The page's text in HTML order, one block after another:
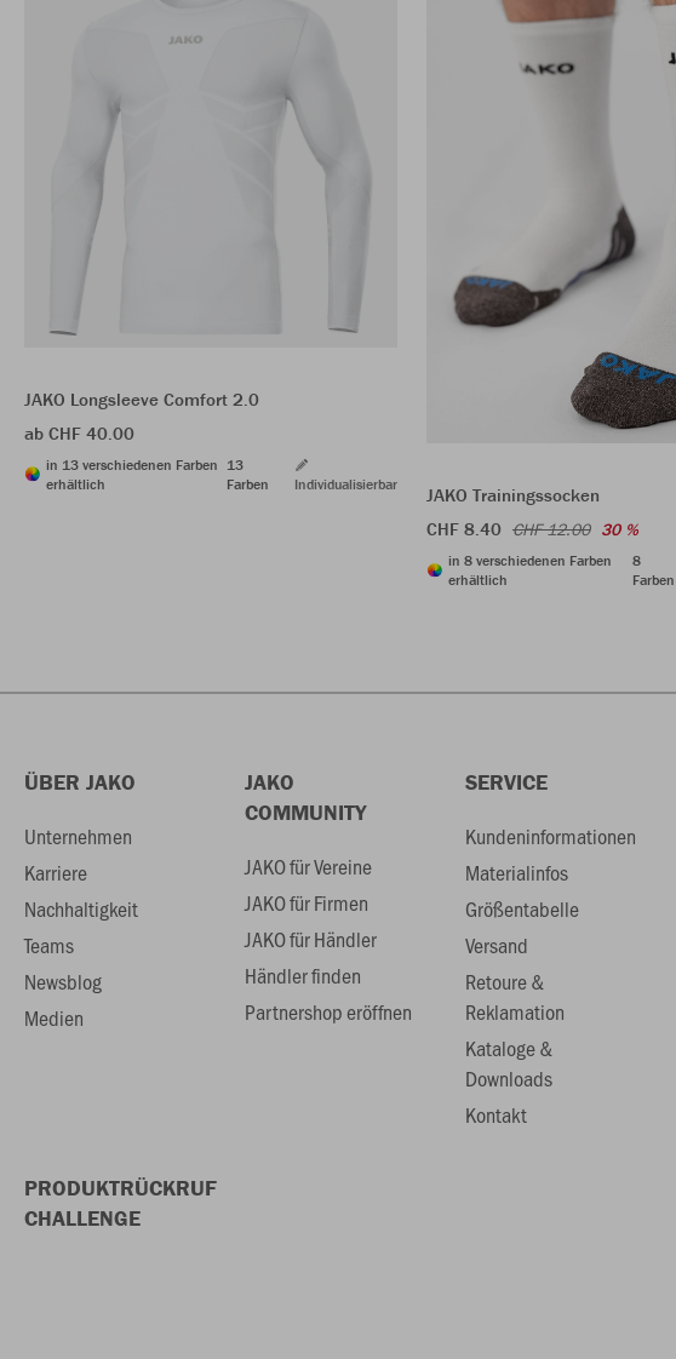
JAKO Longsleeve Comfort 2.0
ab CHF 40.00
in 13 verschiedenen Farben
erhältlich
13
Farben
Individualisierbar
JAKO Trainingssocken
CHF 8.40 CHF 12.00 30 %
in 8 verschiedenen Farben
erhältlich
8
Farben
ÜBER JAKO
Unternehmen
Karriere
Nachhaltigkeit
Teams
Newsblog
Medien
JAKO
COMMUNITY
JAKO für Vereine
JAKO für Firmen
JAKO für Händler
Händler finden
Partnershop eröffnen
SERVICE
Kundeninformationen
Materialinfos
Größentabelle
Versand
Retoure &
Reklamation
Kataloge &
Downloads
Kontakt
PRODUKTRÜCKRUF
CHALLENGE